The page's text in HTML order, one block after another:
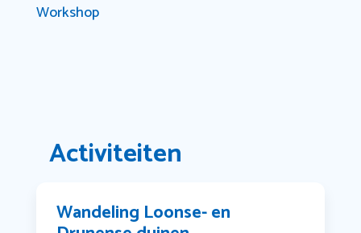
Workshop
Activiteiten
Wandeling Loonse- en